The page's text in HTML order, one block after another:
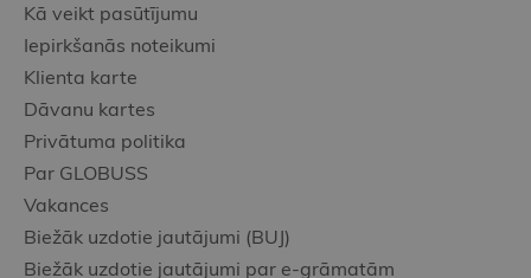
Kā veikt pasūtījumu
Iepirkšanās noteikumi
Klienta karte
Dāvanu kartes
Privātuma politika
Par GLOBUSS
Vakances
Biežāk uzdotie jautājumi (BUJ)
Biežāk uzdotie jautājumi par e-grāmatām